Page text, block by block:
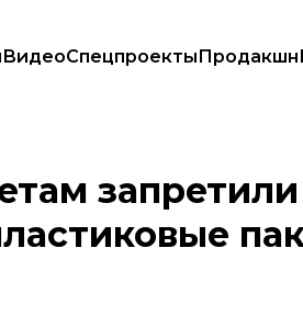
ВидеоСпецпроектыПродакшн
пакеты. Однако не все
запретили